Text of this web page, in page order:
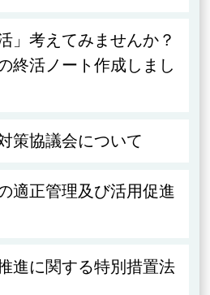
」考えてみませんか？
終活ノート作成しまし
策協議会について
適正管理及び活用促進
進に関する特別措置法